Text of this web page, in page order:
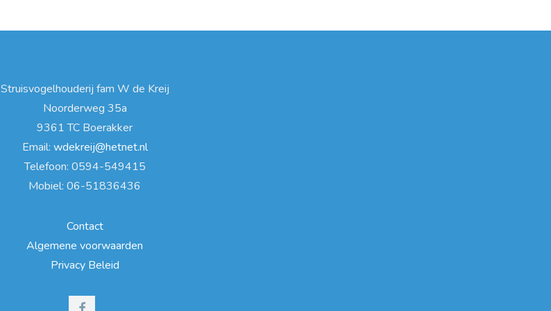
Struisvogelhouderij fam W de Kreij
Noorderweg 35a
9361 TC Boerakker
Email: wdekreij@hetnet.nl
Telefoon: 0594-549415
Mobiel: 06-51836436
Contact
Algemene voorwaarden
Privacy Beleid